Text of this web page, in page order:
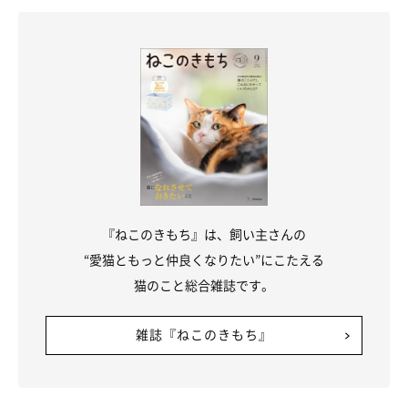
突然、風ちゃんのもとに2匹の子猫が！
風ちゃんと過ごし始めてしばらく経った頃。
『ねこのきもち』は、飼い主さんの
“愛猫ともっと仲良くなりたい”にこたえる
猫のこと総合雑誌です。
雑誌『ねこのきもち』